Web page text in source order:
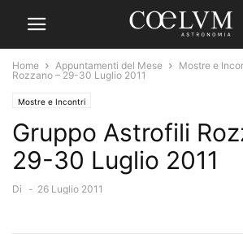
Home Appuntamenti del Mese Mostre e
Rozzano – 29-30 Luglio 2011
Mostre e Incontri
Gruppo Astrofili
29-30 Luglio 2011
Di - 26 Luglio 2011